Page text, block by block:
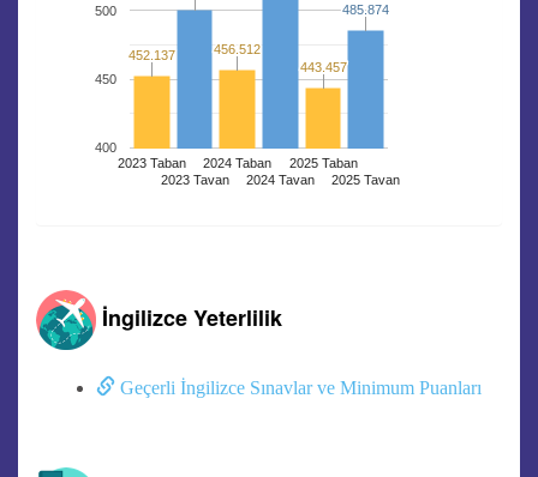
2023 Taban
2023 Tavan
2024 Taban
2024 Tavan
2025 Taban
2025 Tavan
400
450
500
452.137
452.137 456.512
456.512
443.457
443.457
485.874
485.874
İngilizce Yeterlilik
Geçerli İngilizce Sınavlar ve Minimum Puanları